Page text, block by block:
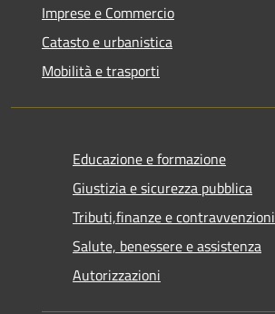
Imprese e Commercio
Catasto e urbanistica
Mobilità e trasporti
Educazione e formazione
Giustizia e sicurezza pubblica
Tributi,finanze e contravvenzioni
Salute, benessere e assistenza
Autorizzazioni